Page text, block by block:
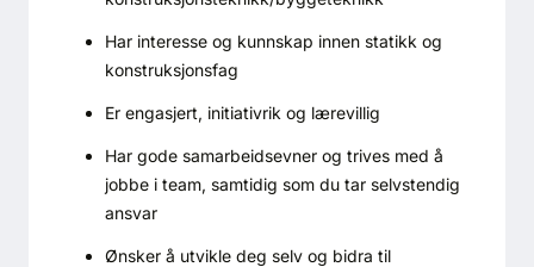
Har interesse og kunnskap innen statikk og
konstruksjonsfag
Er engasjert, initiativrik og lærevillig
Har gode samarbeidsevner og trives med å
jobbe i team, samtidig som du tar selvstendig
ansvar
Ønsker å utvikle deg selv og bidra til